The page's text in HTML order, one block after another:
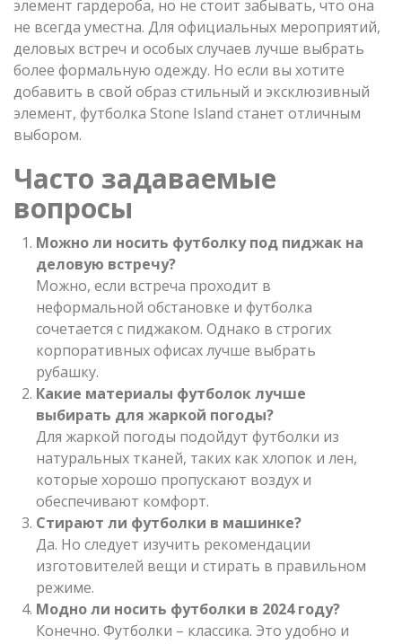
элемент гардероба, но не стоит забывать, что она
не всегда уместна. Для официальных мероприятий,
деловых встреч и особых случаев лучше выбрать
более формальную одежду. Но если вы хотите
добавить в свой образ стильный и эксклюзивный
элемент, футболка Stone Island станет отличным
выбором.
Часто задаваемые
вопросы
Можно ли носить футболку под пиджак на
деловую встречу?
Можно, если встреча проходит в
неформальной обстановке и футболка
сочетается с пиджаком. Однако в строгих
корпоративных офисах лучше выбрать
рубашку.
Какие материалы футболок лучше
выбирать для жаркой погоды?
Для жаркой погоды подойдут футболки из
натуральных тканей, таких как хлопок и лен,
которые хорошо пропускают воздух и
обеспечивают комфорт.
Стирают ли футболки в машинке?
Да. Но следует изучить рекомендации
изготовителей вещи и стирать в правильном
режиме.
Модно ли носить футболки в 2024 году?
Конечно. Футболки – классика. Это удобно и